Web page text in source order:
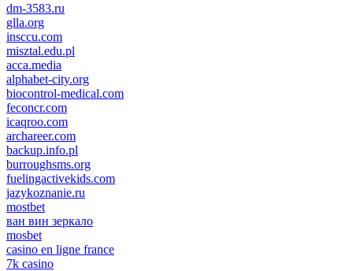
dm-3583.ru
glla.org
insccu.com
misztal.edu.pl
acca.media
alphabet-city.org
biocontrol-medical.com
feconcr.com
icaqroo.com
archareer.com
backup.info.pl
burroughsms.org
fuelingactivekids.com
jazykoznanie.ru
mostbet
ван вин зеркало
mosbet
casino en ligne france
7k casino